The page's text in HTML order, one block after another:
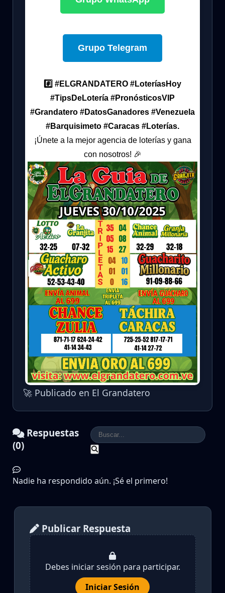
Grupo Telegram
#️⃣ #ELGRANDATERO #LoteríasHoy
#TipsDeLotería #PronósticosVIP
#Grandatero #DatosGanadores #Venezuela
#Barquisimeto #Caracas #Loterías.
¡Únete a la mejor agencia de loterías y gana
con nosotros! 🎉
🚀 Publicado en El Grandatero
Respuestas
(0)
Nadie ha respondido aún. ¡Sé el primero!
Publicar Respuesta
Debes iniciar sesión para participar.
Iniciar Sesión